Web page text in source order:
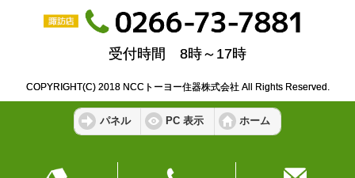
受付時間 8時～17時
COPYRIGHT(C) 2018 NCCトーヨー住器株式会社 All Rights Reserved.
パネル PC 表示 ホーム